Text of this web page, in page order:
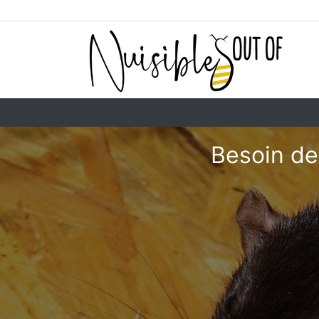
Besoin